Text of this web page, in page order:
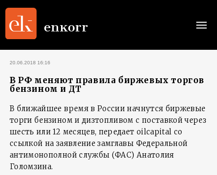
20.06.2018 16:16
В РФ меняют правила биржевых торгов
бензином и ДТ
В ближайшее время в России начнутся биржевые
торги бензином и дизтопливом с поставкой через
шесть или 12 месяцев, передает oilcapital со
ссылкой на заявление замглавы Федеральной
антимонополной службы (ФАС) Анатолия
Голомзина.